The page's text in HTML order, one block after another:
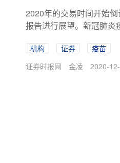
2020年的交易时间开始
报告进行展望。新冠肺炎
机构 证券
疫苗
证券时报网
金凌 2020-